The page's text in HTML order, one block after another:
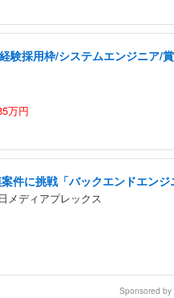
験採用枠/システムエンジニア/
万円
件に挑戦「バックエンドエンジ
メディアプレックス
Sponsored by